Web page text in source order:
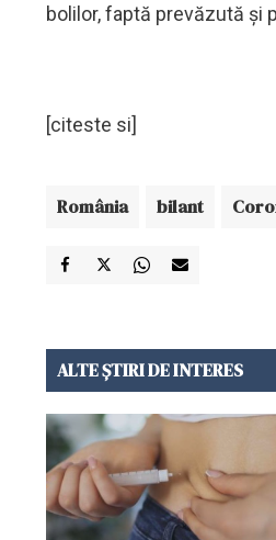
bolilor, faptă prevăzută și
[citeste si]
România bilant
ALTE ȘTIRI DE INTERES